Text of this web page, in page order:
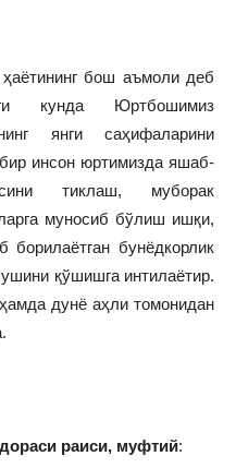
бош аъмоли деб
кунда Юртбошимиз
янги саҳифаларини
инсон юртимизда яшаб-
тиклаш, муборак
муносиб бўлиш ишқи,
бунёдкорлик
қўшишга интилаётир.
дунё аҳли томонидан
раиси, муфтий: